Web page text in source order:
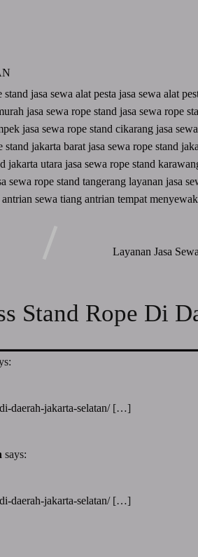
standjasa sewa alat pestajasa sewa alat
jasa sewa rope standjasa sewa rope
jasa sewa rope stand cikarangjasa
stand jakarta baratjasa sewa rope stand
jakarta utarajasa sewa rope stand
sewa rope stand tangeranglayanan jasa
antriansewa tiang antriantempat
Layanan Jasa
Stand Rope Di
daerah-jakarta-selatan/[…]
says:
daerah-jakarta-selatan/[…]